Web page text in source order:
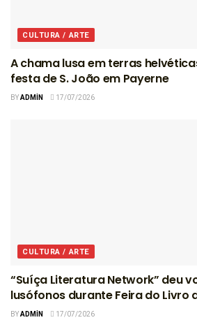
CULTURA / ARTE
A chama lusa em terras
festa de S. João em Payerne
BYADMIN 17/07/2026
CULTURA / ARTE
“Suíça Literatura Network” deu
lusófonos durante Feira do Livro
BYADMIN 17/07/2026